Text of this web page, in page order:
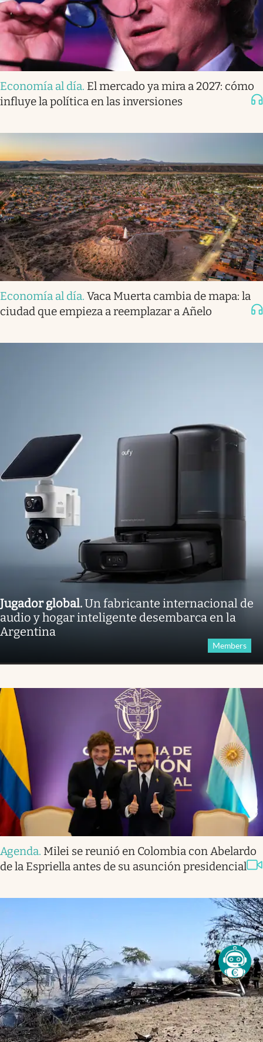
Economía al día. El mercado ya mira a 2027: cómo
influye la política en las inversiones
Economía al día. Vaca Muerta cambia de mapa: la
ciudad que empieza a reemplazar a Añelo
Jugador global.Un fabricante internacional de
audio y hogar inteligente desembarca en la
Argentina
Members
Agenda. Milei se reunió en Colombia con Abelardo
de la Espriella antes de su asunción presidencial